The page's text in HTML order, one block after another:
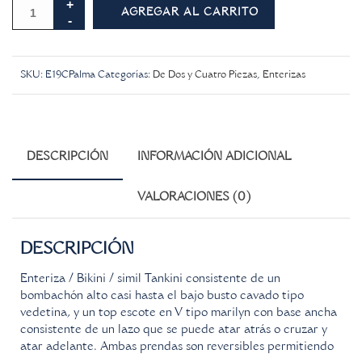
AGREGAR AL CARRITO
SKU: E19CPalma Categorías: De Dos y Cuatro Piezas, Enterizas
DESCRIPCIÓN INFORMACIÓN ADICIONAL
VALORACIONES (0)
DESCRIPCIÓN
Enteriza / Bikini / simil Tankini consistente de un
bombachón alto casi hasta el bajo busto cavado tipo
vedetina, y un top escote en V tipo marilyn con base ancha
consistente de un lazo que se puede atar atrás o cruzar y
atar adelante. Ambas prendas son reversibles permitiendo